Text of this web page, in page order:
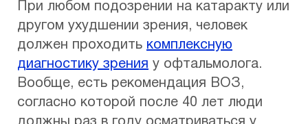
При любом подозрении на катаракту или
другом ухудшении зрения, человек
должен проходить комплексную
диагностику зрения у офтальмолога.
Вообще, есть рекомендация ВОЗ,
согласно которой после 40 лет люди